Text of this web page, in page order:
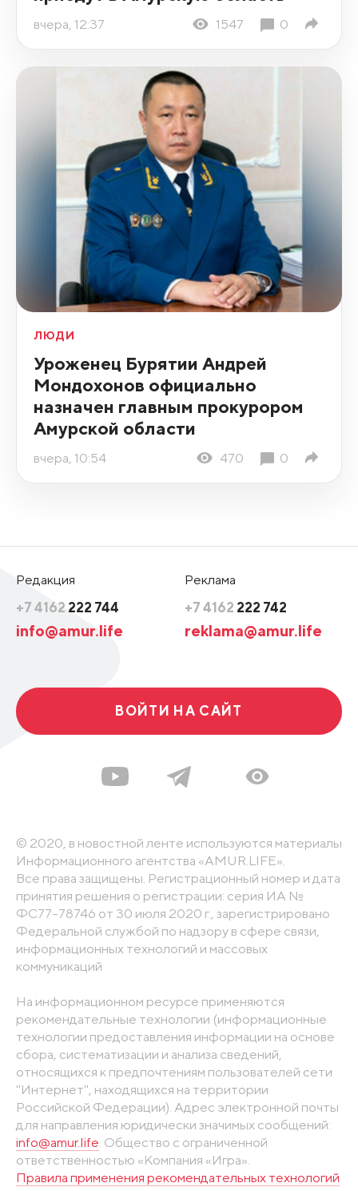
вчера, 12:37 1547 0
ЛЮДИ
Уроженец Бурятии Андрей
Мондохонов официально
назначен главным прокурором
Амурской области
вчера, 10:54 470 0
Редакция
+7 4162 222 744
info@amur.life
Реклама
+7 4162 222 742
reklama@amur.life
ВОЙТИ НА САЙТ
© 2020, в новостной ленте используются материалы
Информационного агентства «AMUR.LIFE».
Все права защищены. Регистрационный номер и дата
принятия решения о регистрации: серия ИА №
ФС77-78746 от 30 июля 2020 г., зарегистрировано
Федеральной службой по надзору в сфере связи,
информационных технологий и массовых
коммуникаций
На информационном ресурсе применяются
рекомендательные технологии (информационные
технологии предоставления информации на основе
сбора, систематизации и анализа сведений,
относящихся к предпочтениям пользователей сети
"Интернет", находящихся на территории
Российской Федерации). Адрес электронной почты
для направления юридически значимых сообщений:
info@amur.life. Общество с ограниченной
ответственностью «Компания «Игра».
Правила применения рекомендательных технологий